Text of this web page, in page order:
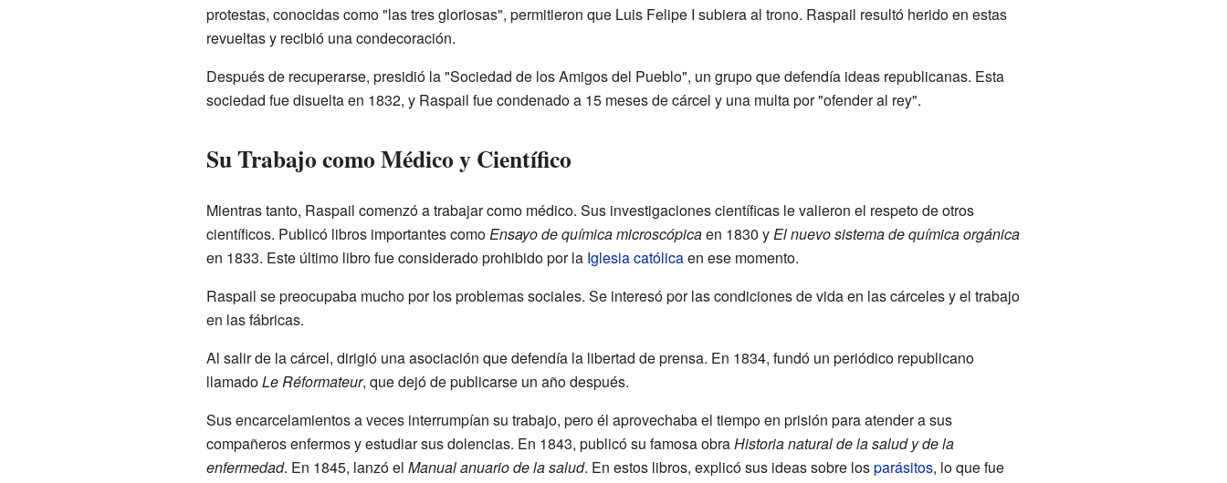
protestas, conocidas como "las tres gloriosas", permitieron que Luis Felipe I subiera al trono. Raspail resultó herido en estas
revueltas y recibió una condecoración.
Después de recuperarse, presidió la "Sociedad de los Amigos del Pueblo", un grupo que defendía ideas republicanas. Esta
sociedad fue disuelta en 1832, y Raspail fue condenado a 15 meses de cárcel y una multa por "ofender al rey".
Su Trabajo como Médico y Científico
Mientras tanto, Raspail comenzó a trabajar como médico. Sus investigaciones científicas le valieron el respeto de otros
científicos. Publicó libros importantes comoEnsayo de química microscópicaen 1830 yEl nuevo sistema de química orgánica
en 1833. Este último libro fue considerado prohibido por la Iglesia católicaen ese momento.
Raspail se preocupaba mucho por los problemas sociales. Se interesó por las condiciones de vida en las cárceles y el trabajo
en las fábricas.
Al salir de la cárcel, dirigió una asociación que defendía la libertad de prensa. En 1834, fundó un periódico republicano
llamadoLe Réformateur, que dejó de publicarse un año después.
Sus encarcelamientos a veces interrumpían su trabajo, pero él aprovechaba el tiempo en prisión para atender a sus
compañeros enfermos y estudiar sus dolencias. En 1843, publicó su famosa obraHistoria natural de la salud y de la
enfermedad. En 1845, lanzó el Manual anuario de la salud. En estos libros, explicó sus ideas sobre losparásitos, lo que fue